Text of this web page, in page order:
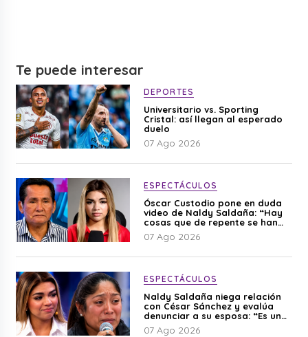
Te puede interesar
DEPORTES
Universitario vs. Sporting
Cristal: así llegan al esperado
duelo
07 Ago 2026
ESPECTÁCULOS
Óscar Custodio pone en duda
video de Naldy Saldaña: “Hay
cosas que de repente se han
editado”
07 Ago 2026
ESPECTÁCULOS
Naldy Saldaña niega relación
con César Sánchez y evalúa
denunciar a su esposa: “Es una
difamación”
07 Ago 2026